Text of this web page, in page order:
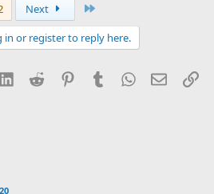
Next
in or register to reply here.
LinkedInReddit PinterestTumblrWhatsApp
Email